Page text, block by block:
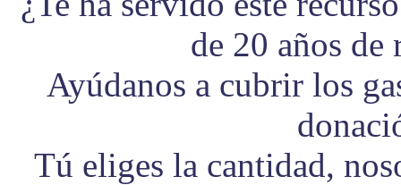
de 20 años
Ayúdanos a cubrir los
Tú eliges la cantidad,